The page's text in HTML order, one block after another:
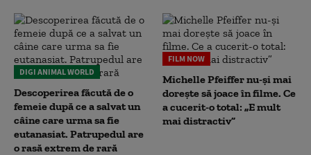
DIGI ANIMAL WORLD
Descoperirea făcută de o
femeie după ce a salvat un
câine care urma sa fie
eutanasiat. Patrupedul are
o rasă extrem de rară
FILM NOW
Michelle Pfeiffer nu-și mai
dorește să joace în filme. Ce
a cucerit-o total: „E mult
mai distractiv”